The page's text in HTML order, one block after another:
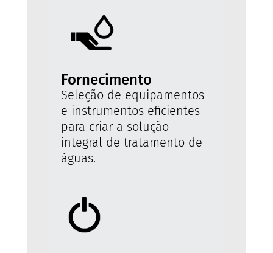
Fornecimento
Seleção de equipamentos
e instrumentos eficientes
para criar a solução
integral de tratamento de
águas.